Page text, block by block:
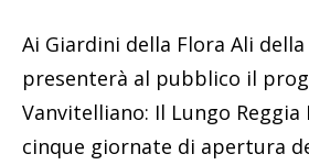
Ai Giardini della Flora Ali
presenterà al pubblico il
Vanvitelliano: Il Lungo
cinque giornate di apertura